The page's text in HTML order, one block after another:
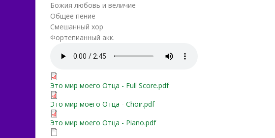
Божия любовь и величие
Общее пение
Смешанный хор
Фортепианный акк.
Это мир моего Отца.mp3
Это мир моего Отца - Full Score.pdf
Это мир моего Отца - Full Score.pdf
Это мир моего Отца - Choir.pdf
Это мир моего Отца - Choir.pdf
Это мир моего Отца - Piano.pdf
Это мир моего Отца - Piano.pdf